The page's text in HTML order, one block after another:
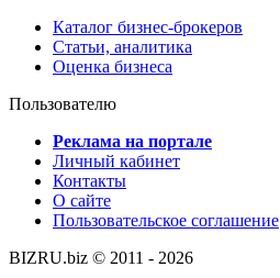
Каталог бизнес-брокеров
Статьи, аналитика
Оценка бизнеса
Пользователю
Реклама на портале
Личный кабинет
Контакты
О сайте
Пользовательское соглашение
BIZRU.biz © 2011 - 2026